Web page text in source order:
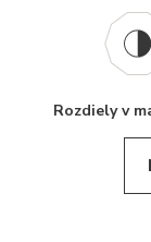
Rozdiely v